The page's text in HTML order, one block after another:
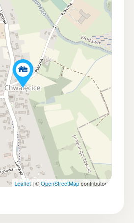
drzwi lub okien
zalania i zwiększone
zarządzanie domem z
działa dyskretnie – tak, by
odpowiadał na potrzeby
pracuje na co dzień
wpływające na
Leaflet | ©OpenStreetMapcontributors